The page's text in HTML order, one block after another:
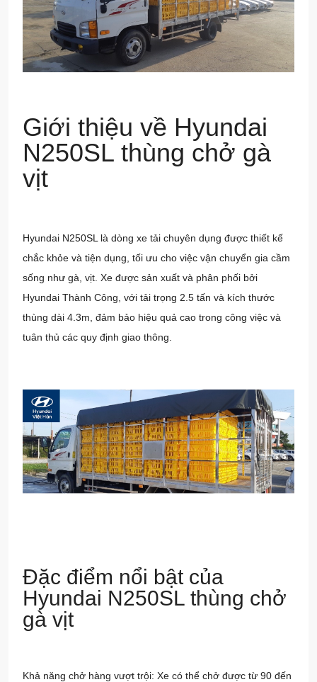
Giới thiệu về Hyundai
N250SL thùng chở gà
vịt
Hyundai N250SL là dòng xe tải chuyên dụng được thiết kế
chắc khỏe và tiện dụng, tối ưu cho việc vận chuyển gia cầm
sống như gà, vịt. Xe được sản xuất và phân phối bởi
Hyundai Thành Công , với tải trọng 2.5 tấn và kích thước
thùng dài 4.3m, đảm bảo hiệu quả cao trong công việc và
tuân thủ các quy định giao thông.
Đặc điểm nổi bật của
Hyundai N250SL thùng chở
gà vịt
Khả năng chở hàng vượt trội: Xe có thể chở được từ 90 đến